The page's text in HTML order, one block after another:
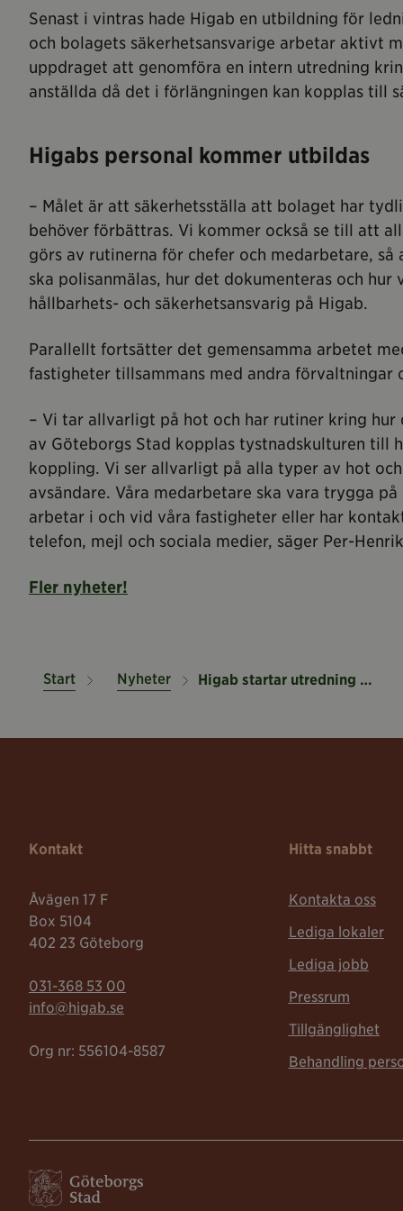
Senast i vintras hade Higab en utbildning för
och bolagets säkerhetsansvarige arbetar aktivt
uppdraget att genomföra en intern utredning
anställda då det i förlängningen kan kopplas till
Higabs personal kommer utbildas
– Målet är att säkerhetsställa att bolaget har
behöver förbättras. Vi kommer också se till att
görs av rutinerna för chefer och medarbetare,
ska polisanmälas, hur det dokumenteras och
hållbarhets- och säkerhetsansvarig på Higab.
Parallellt fortsätter det gemensamma arbetet
fastigheter tillsammans med andra förvaltningar
– Vi tar allvarligt på hot och har rutiner kring hur
av Göteborgs Stad kopplas tystnadskulturen till
koppling. Vi ser allvarligt på alla typer av hot
avsändare. Våra medarbetare ska vara trygga
arbetar i och vid våra fastigheter eller har
telefon, mejl och sociala medier, säger Per-
Fler nyheter!
Start Nyheter Higab startar utredning kring hot mot personal
Kontakt
Åvägen 17 F
Box 5104
402 23 Göteborg
Telefonnummer:
031-368 53 00
Mailadress:
info@higab.se
Org nr: 556104-8587
Hitta snabbt
Kontakta oss
Lediga lokaler
Lediga jobb
Pressrum
Tillgänglighet
Behandling